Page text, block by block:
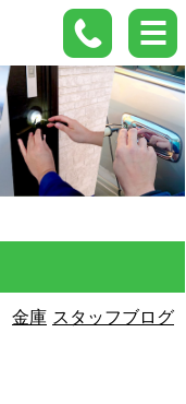
金庫 スタッフブログ